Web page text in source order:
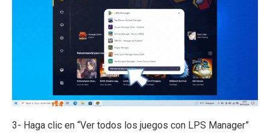
3- Haga clic en “Ver todos los juegos con LPS Manager”